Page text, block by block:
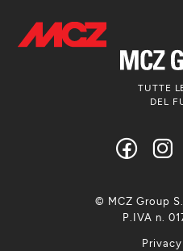
TUTTE
DEL
© MCZ Group
P.IVA n.